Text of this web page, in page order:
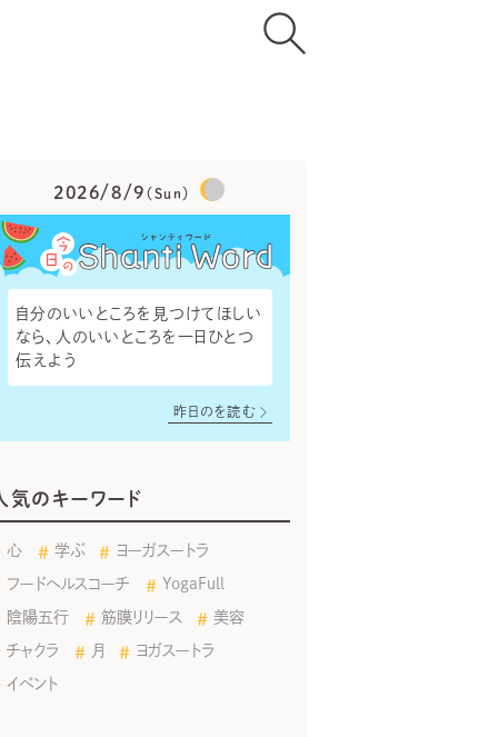
2026/8/9 （Sun）
自分のいいところを見つけてほしい
なら、人のいいところを一日ひとつ
伝えよう
昨日のを読む
気のキーワード
心 学ぶ ヨーガスートラ
フードヘルスコーチ YogaFull
陰陽五行 筋膜リリース 美容
チャクラ 月 ヨガスートラ
イベント